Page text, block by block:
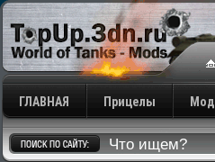
ГЛАВНАЯ Прицелы